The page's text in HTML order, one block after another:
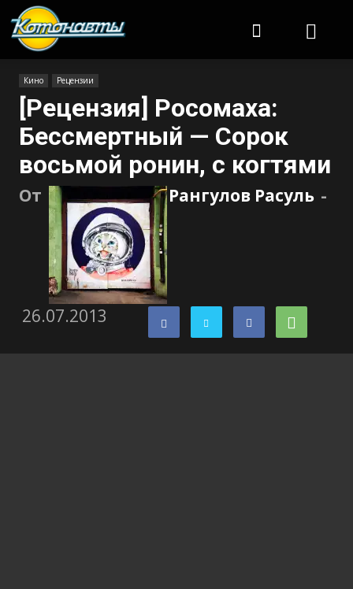
Кино Рецензии
[Рецензия] Росомаха:
Бессмертный — Сорок
восьмой ронин, с когтями
От Рангулов Расуль -
26.07.2013